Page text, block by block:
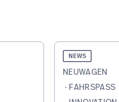
NEWS
NEUWAGEN
· FAHRSPASS